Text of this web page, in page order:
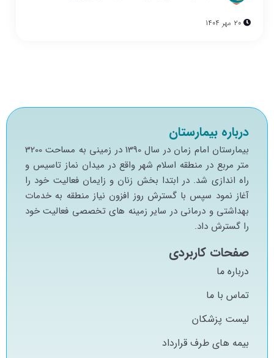
20 مهر 1404
درباره بیمارستان
بيمارستان امام زمان در سال 1390 در زميني به مساحت 3200
متر مربع در منطقه اسلام شهر واقع در ميدان نماز تاسيس و
راه اندازي شد. در ابتدا بخش زنان و زايمان فعاليت خود را
آغاز نمود سپس با گسترش روز افزون نياز منطقه به خدمات
بهداشتي و درماني در ساير زمينه هاي تخصصي فعاليت خود
را گسترش داد.
صفحات کاربردی
درباره ما
تماس با ما
لیست پزشکان
بیمه های طرف قرارداد